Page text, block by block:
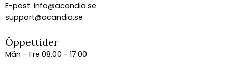
E-post: info@acandia.se
support@acandia.se
Öppettider
Mån - Fre 08.00 - 17.00